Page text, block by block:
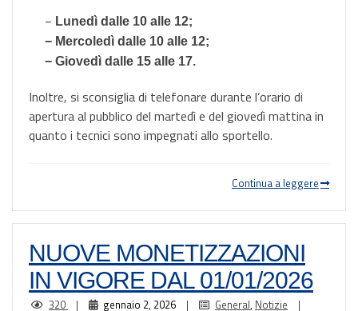
− Lunedì dalle 10 alle 12;
− Mercoledì dalle 10 alle 12;
− Giovedì dalle 15 alle 17.
Inoltre, si sconsiglia di telefonare durante l’orario di
apertura al pubblico del martedì e del giovedì mattina in
quanto i tecnici sono impegnati allo sportello.
Continua a leggere
NUOVE MONETIZZAZIONI
IN VIGORE DAL 01/01/2026
320 | gennaio 2, 2026 | General, Notizie |